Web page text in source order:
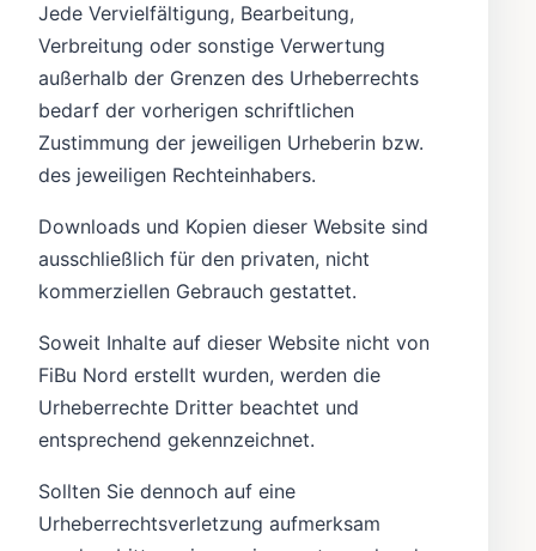
Jede Vervielfältigung, Bearbeitung,
Verbreitung oder sonstige Verwertung
außerhalb der Grenzen des Urheberrechts
bedarf der vorherigen schriftlichen
Zustimmung der jeweiligen Urheberin bzw.
des jeweiligen Rechteinhabers.
Downloads und Kopien dieser Website sind
ausschließlich für den privaten, nicht
kommerziellen Gebrauch gestattet.
Soweit Inhalte auf dieser Website nicht von
FiBu Nord erstellt wurden, werden die
Urheberrechte Dritter beachtet und
entsprechend gekennzeichnet.
Sollten Sie dennoch auf eine
Urheberrechtsverletzung aufmerksam